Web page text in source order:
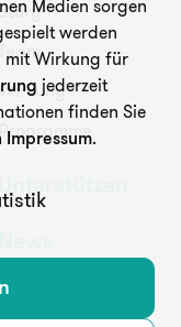
Login
Medien sorgen
werden
mit Wirkung für
jederzeit
finden Sie
Impressum.